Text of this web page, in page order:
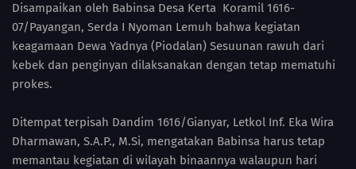
Disampaikan oleh Babinsa Desa Kerta Koramil 1616-
07/Payangan, Serda I Nyoman Lemuh bahwa kegiatan
keagamaan Dewa Yadnya (Piodalan) Sesuunan rawuh dari
kebek dan penginyan dilaksanakan dengan tetap mematuhi
prokes.
Ditempat terpisah Dandim 1616/Gianyar, Letkol Inf. Eka Wira
Dharmawan, S.A.P., M.Si, mengatakan Babinsa harus tetap
memantau kegiatan di wilayah binaannya walaupun hari